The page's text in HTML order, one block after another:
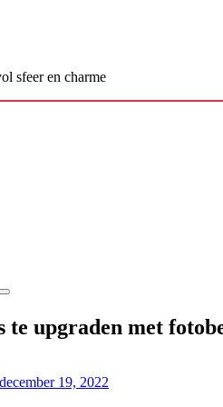
sfeer en charme
te upgraden met
december 19, 2022